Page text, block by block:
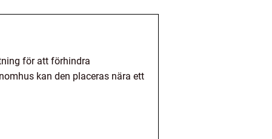
för att förhindra
kan den placeras nära ett